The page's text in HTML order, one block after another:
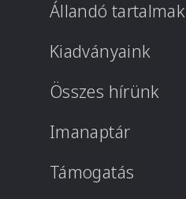
Állandó tartalmak
Kiadványaink
Összes hírünk
Imanaptár
Támogatás